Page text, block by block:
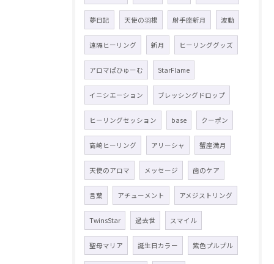
夢日記 天使の羽根 射手座新月 波動
遠隔ヒーリング 新月 ヒーリンググッズ
アロマぱひゅーむ StarFlame
イニシエーション ブレッシングドロップ
ヒーリングセッション base クーポン
高崎ヒーリング アリーシャ 蟹座満月
天使のアロマ メッセージ 歯のケア
言葉 アチューメント アメジストリング
TwinsStar 過去世 スマイル
聖母マリア 誕生日カラー 紫色プルプル